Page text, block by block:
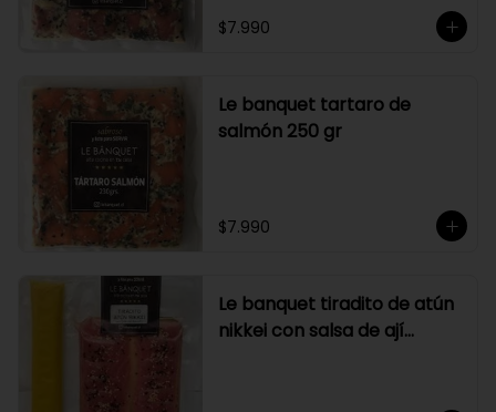
$7.990
Le banquet tartaro de
salmón 250 gr
$7.990
Le banquet tiradito de atún
nikkei con salsa de ají